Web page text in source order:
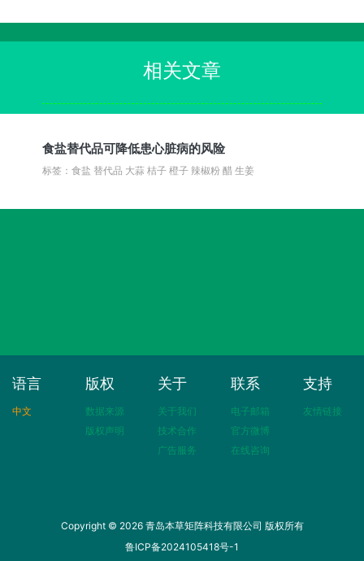
相关文章
食盐替代品可降低患心脏病的风险
标签：食盐 替代品 大蒜 桔子 橙子 辣椒粉 醋 生姜
语言
中文
版权
数据来源
版权声明
关于
关于我们
技术合作
广告服务
联系
电子邮箱
官方微博
在线咨询
支持
友情链接
Copyright © 2026 青岛本草矩阵科技有限公司 版权所有
鲁ICP备2024105418号-1